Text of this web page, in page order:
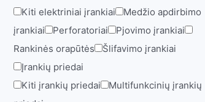
Kiti elektriniai įrankiai
Medžio apdirbimo
įrankiai
Perforatoriai
Pjovimo įrankiai
Rankinės orapūtės
Šlifavimo įrankiai
Įrankių priedai
Kiti įrankių priedai
Multifunkcinių įrankių